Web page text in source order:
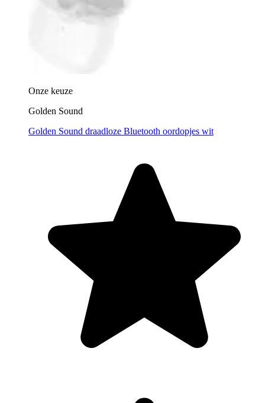
Onze keuze
Golden Sound
Golden Sound draadloze Bluetooth oordopjes wit